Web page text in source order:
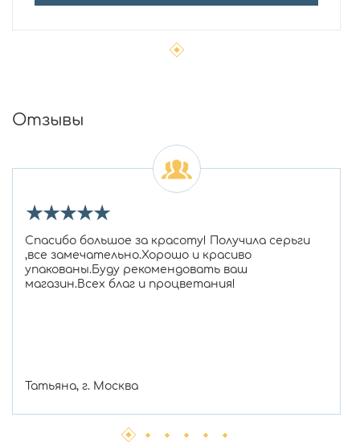
Отзывы
★★★★★
Спасибо большое за красоту! Получила серьги
,все замечательно.Хорошо и красиво
упакованы.Буду рекомендовать ваш
магазин.Всех благ и процветания!
Татьяна, г. Москва